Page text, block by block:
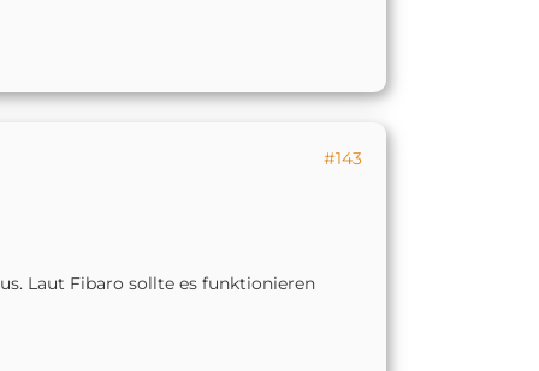
#143
Laut Fibaro sollte es funktionieren